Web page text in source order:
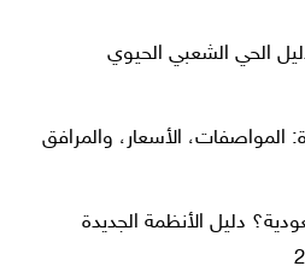
الحي الشعبي الحيوي
الأسعار، والمرافق
دليل الأنظمة الجديدة